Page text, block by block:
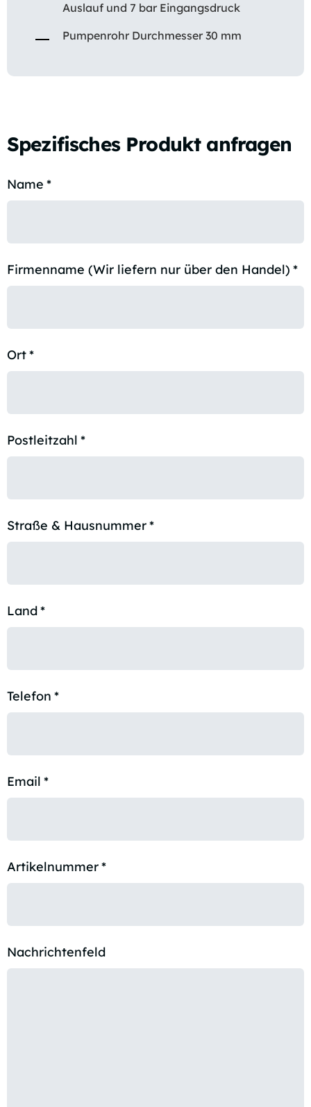
Auslauf und 7 bar Eingangsdruck
Pumpenrohr Durchmesser 30 mm
Spezifisches Produkt anfragen
Name *
Firmenname (Wir liefern nur über den Handel) *
Ort*
Postleitzahl *
Straße & Hausnummer*
Land*
Telefon *
Email *
Artikelnummer*
Nachrichtenfeld